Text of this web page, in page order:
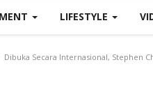
LIFESTYLE
Dibuka Secara Internasional, Stephen